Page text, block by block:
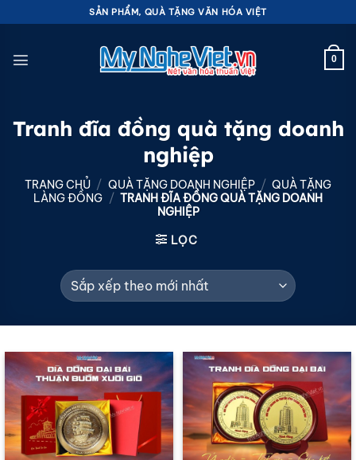
qua
dung
SẢN PHẨM, QUÀ TẶNG VĂN HÓA VIỆT
0
Tranh đĩa đồng quà tặng doanh
nghiệp
TRANG CHỦ / QUÀ TẶNG DOANH NGHIỆP / QUÀ TẶNG
LÀNG ĐỒNG / TRANH ĐĨA ĐỒNG QUÀ TẶNG DOANH
NGHIỆP
LỌC